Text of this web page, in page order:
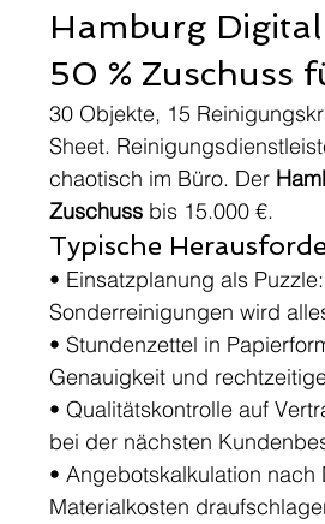
Hamburg
50 % Zuschuss
30 Objekte, 15
Sheet.
chaotisch im Büro. Der
Zuschuss bis 15.000 €.
Typische
• Einsatzplanung als
Sonderreinigungen wird
• Stundenzettel in
Genauigkeit und
• Qualitätskontrolle auf
bei der nächsten
• Angebotskalkulation
Materialkosten